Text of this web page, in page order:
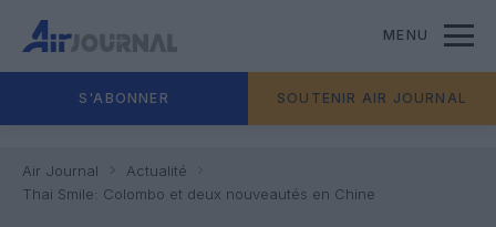
MENU
S'ABONNER SOUTENIR AIR JOURNAL
Air Journal
Actualité
Thai Smile: Colombo et deux nouveautés en Chine